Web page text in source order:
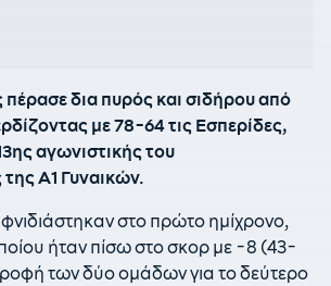
δια πυρός και σιδήρου από
με 78-64 τις Εσπερίδες,
αγωνιστικής του
Α1 Γυναικών.
στο πρώτο ημίχρονο,
ήταν πίσω στο σκορ με -8 (43-
των δύο ομάδων για το δεύτερο